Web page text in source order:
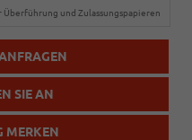
Überführung und Zulassungspapieren
SIE AN
MERKEN